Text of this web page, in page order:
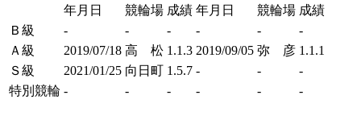
年月日
競輪場 成績 年月日 競輪場 成績
Ｂ級
- - - - -
-
Ａ級
2019/07/18 高 松 1.1.3 2019/09/05 弥 彦 1.1.1
Ｓ級
2021/01/25 向日町 1.5.7 - -
-
特別競輪 - - - - - -